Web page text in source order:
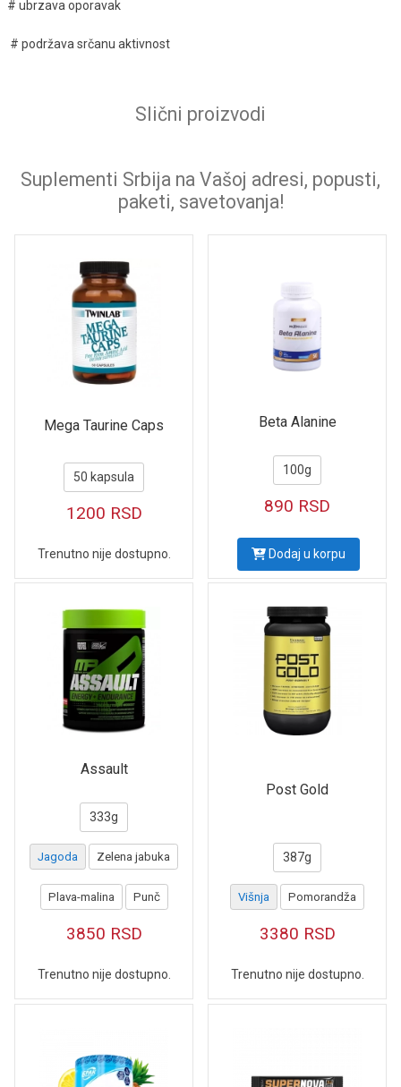
# ubrzava oporavak
# podržava srčanu aktivnost
Slični proizvodi
Suplementi Srbija na Vašoj adresi, popusti,
paketi, savetovanja!
Mega Taurine Caps
50 kapsula
1200 RSD
Trenutno nije dostupno.
Beta Alanine
100g
890 RSD
Dodaj u korpu
Assault
333g
Jagoda Zelena jabuka
Plava-malina Punč
3850 RSD
Trenutno nije dostupno.
Post Gold
387g
Višnja Pomorandža
3380 RSD
Trenutno nije dostupno.